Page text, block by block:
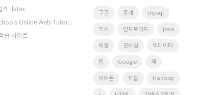
력_latex
W3Schools Online Web Tutorials
습 사이트
구글 통계 mysql
도서 안드로이드 java
애플 모바일 빅데이터
웹 Google 책
아이폰 하둡 Hadoop